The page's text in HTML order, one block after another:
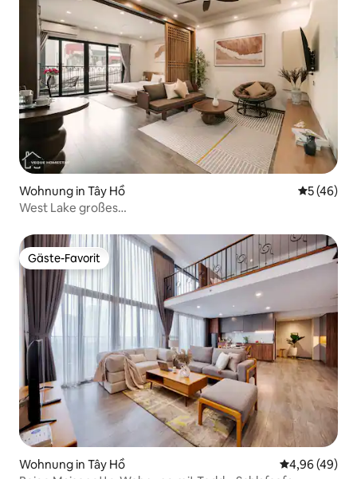
Wohnung in Tây Hồ
5 (46)
West Lake großes
Gäste-Favorit
Gäste-Favorit
Wohnung in Tây Hồ
4,96 (49)